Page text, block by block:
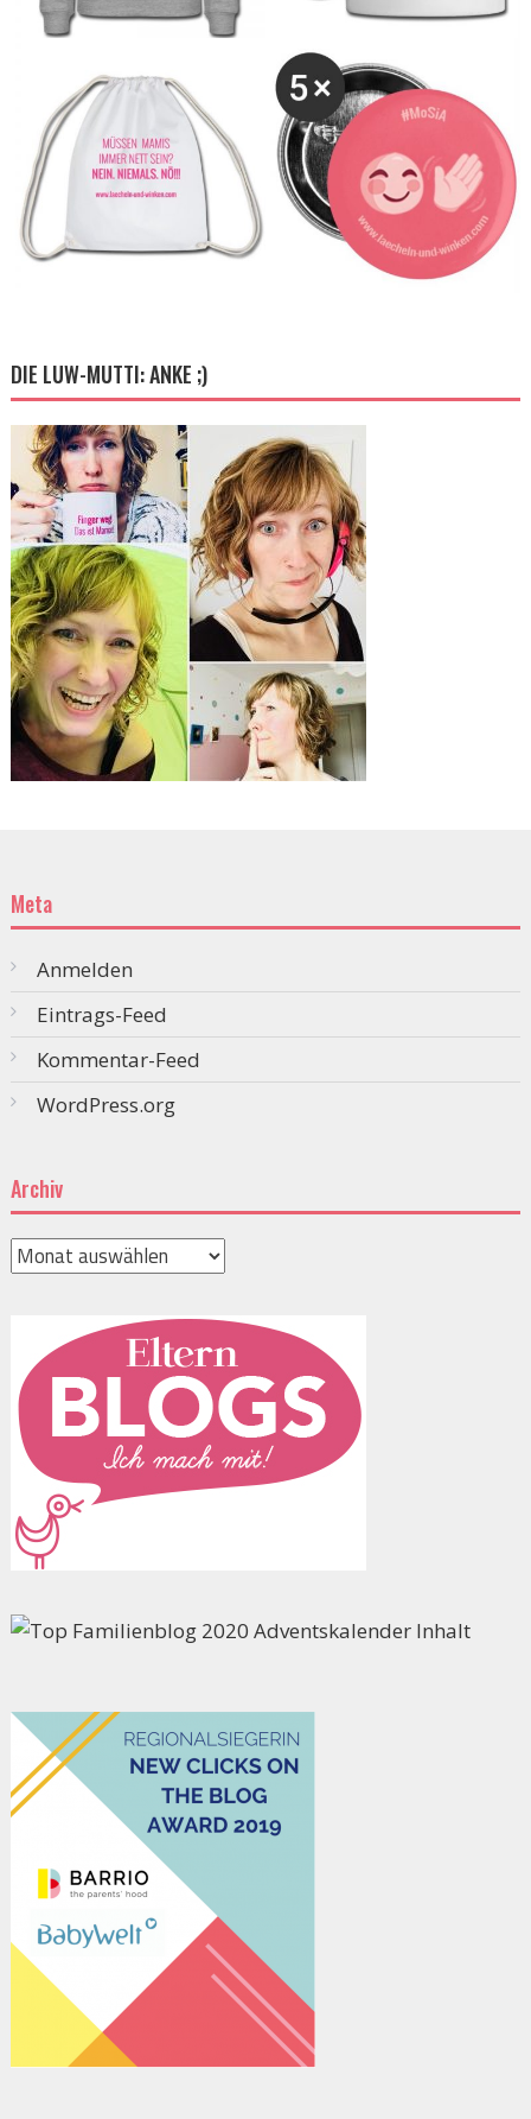
DIE LUW-MUTTI: ANKE ;)
Meta
Anmelden
Eintrags-Feed
Kommentar-Feed
WordPress.org
Archiv
Archiv